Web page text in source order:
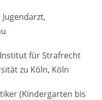
für Strafrecht
zu Köln, Köln
(Kindergarten bis